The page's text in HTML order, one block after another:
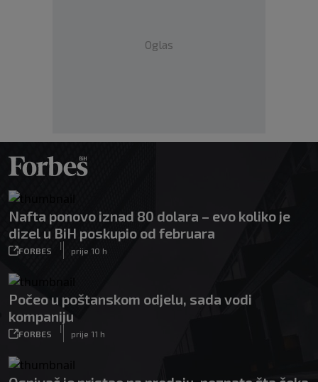
Oglas
Nafta ponovo iznad 80 dolara – evo koliko je
dizel u BiH poskupio od februara
FORBES
|
prije 10 h
Počeo u poštanskom odjelu, sada vodi
kompaniju
FORBES
|
prije 11 h